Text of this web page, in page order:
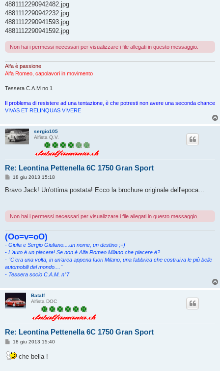
i
o
4881112290942482.jpg
4881112290942232.jpg
4881112290941593.jpg
4881112290941592.jpg
Non hai i permessi necessari per visualizzare i file allegati in questo messaggio.
Alfa è passione
Alfa Romeo, capolavori in movimento
Tessera C.A.M no 1
Il problema di resistere ad una tentazione, è che potresti non avere una seconda chance
VIVAS ET RELINQUAS VIVERE
sergio105
Alfista Q.V.
Re: Leontina Pettenella 6C 1750 Gran Sport
M
s
i
18 giu 2013 15:18
Bravo Jack! Un'ottima postata! Ecco la brochure originale dell'epoca...
Non hai i permessi necessari per visualizzare i file allegati in questo messaggio.
(Oo=v=oO)
- Giulia e Sergio Giuliano....un nome, un destino ;+)
- L'auto è un piacere! Se non è Alfa Romeo Milano che piacere è?
- "C'era una volta, in un'area appena fuori Milano, una fabbrica che costruiva le più belle
automobili del mondo...."
- Tessera socio C.A.M. n°7
Batalf
Alfista DOC
Re: Leontina Pettenella 6C 1750 Gran Sport
M
s
s
18 giu 2013 15:40
che bella !